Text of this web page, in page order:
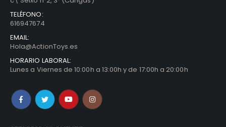
TELÉFONO:
616947674
EMAIL:
Hola@ActionToys.es
HORARIO LABORAL:
Lunes a Viernes de 10:00h a 13:00h y de 17:00h a 20:00h